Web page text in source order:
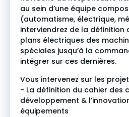
au sein d’une équipe
(automatisme, électrique,
interviendrez de la définition
plans électriques des
spéciales jusqu’à la
intégrer sur ces dernières.
Vous intervenez sur les
- La définition du cahier des
développement &
équipements